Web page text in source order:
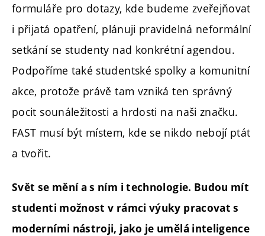
formuláře pro dotazy, kde budeme zveřejňovat
i přijatá opatření, plánuji pravidelná neformální
setkání se studenty nad konkrétní agendou.
Podpoříme také studentské spolky a komunitní
akce, protože právě tam vzniká ten správný
pocit sounáležitosti a hrdosti na naši značku.
FAST musí být místem, kde se nikdo nebojí ptát
a tvořit.
Svět se mění a s ním i technologie. Budou mít
studenti možnost v rámci výuky pracovat s
moderními nástroji, jako je umělá inteligence